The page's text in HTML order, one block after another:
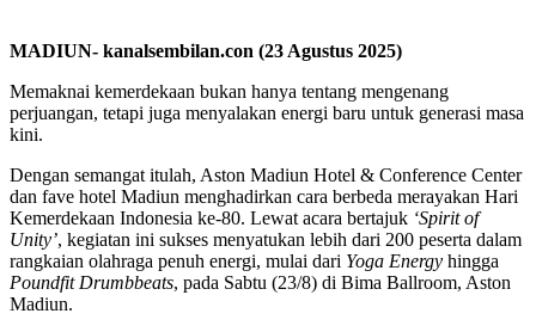
MADIUN- kanalsembilan.con (23 Agustus 2025)
Memaknai kemerdekaan bukan hanya tentang mengenang
perjuangan, tetapi juga menyalakan energi baru untuk generasi masa
kini.
Dengan semangat itulah, Aston Madiun Hotel & Conference Center
dan fave hotel Madiun menghadirkan cara berbeda merayakan Hari
Kemerdekaan Indonesia ke-80. Lewat acara bertajuk ‘Spirit of
Unity’, kegiatan ini sukses menyatukan lebih dari 200 peserta dalam
rangkaian olahraga penuh energi, mulai dari Yoga Energy hingga
Poundfit Drumbbeats, pada Sabtu (23/8) di Bima Ballroom, Aston
Madiun.